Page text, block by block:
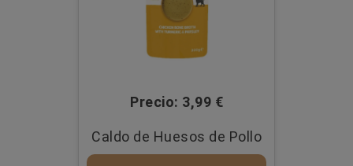
Precio: 3,99 €
Caldo de Huesos de Pollo